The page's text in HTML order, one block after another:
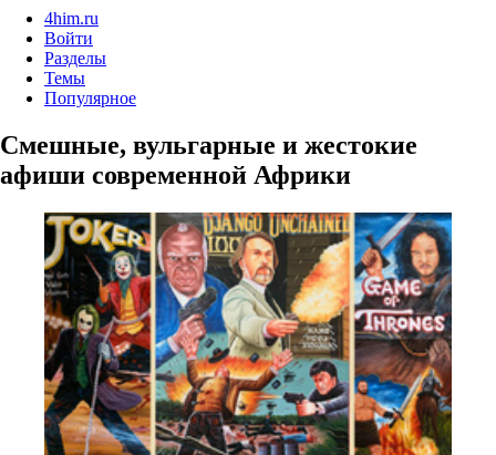
4him.ru
Войти
Разделы
Темы
Популярное
Смешные, вульгарные и жестокие
афиши современной Африки